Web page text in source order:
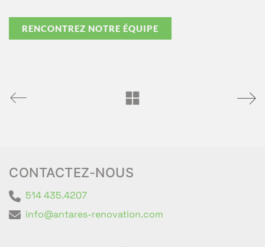
RENCONTREZ NOTRE ÉQUIPE
CONTACTEZ-NOUS
514 435.4207
info@antares-renovation.com